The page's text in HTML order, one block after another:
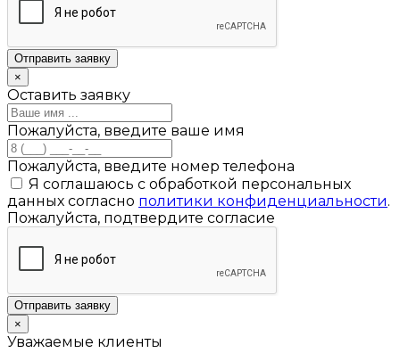
Отправить заявку
×
Оставить заявку
Пожалуйста, введите ваше имя
Пожалуйста, введите номер телефона
Я соглашаюсь с обработкой персональных
данных согласно политики конфиденциальности.
Пожалуйста, подтвердите согласие
Отправить заявку
×
Уважаемые клиенты